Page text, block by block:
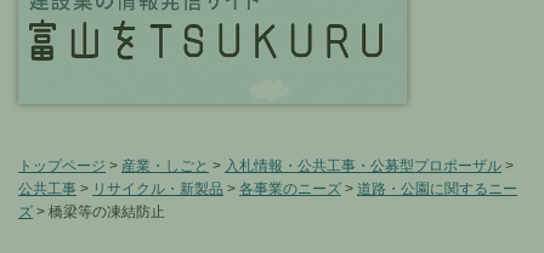
トップページ > 産業・しごと > 入札情報・公共工事・公募型プロポーザル >
公共工事 > リサイクル・新製品 > 各事業のニーズ > 道路・公園に関するニー
ズ > 橋梁等の凍結防止